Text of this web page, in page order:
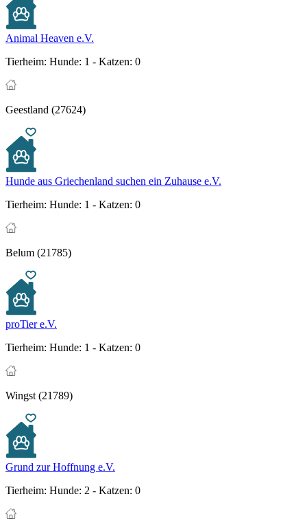
Animal Heaven e.V.
Tierheim: Hunde: 1 - Katzen: 0
Geestland (27624)
Hunde aus Griechenland suchen ein Zuhause e.V.
Tierheim: Hunde: 1 - Katzen: 0
Belum (21785)
proTier e.V.
Tierheim: Hunde: 1 - Katzen: 0
Wingst (21789)
Grund zur Hoffnung e.V.
Tierheim: Hunde: 2 - Katzen: 0